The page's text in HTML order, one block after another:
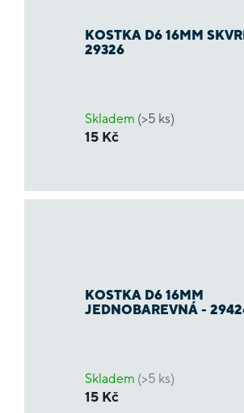
KOSTKA D6 16MM
29326
Skladem (>5 ks)
15 Kč
KOSTKA D6 16MM
JEDNOBAREVNÁ -
Skladem (>5 ks)
15 Kč